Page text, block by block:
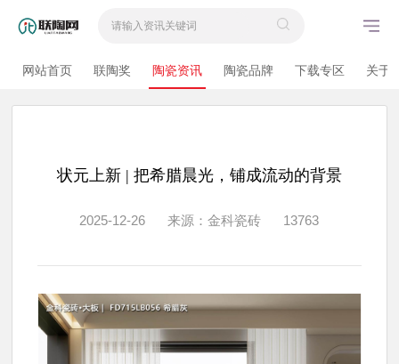
网站首页 联陶奖 陶瓷资讯 陶瓷品牌 下载专区 关于
状元上新 | 把希腊晨光，铺成流动的背景
2025-12-26 来源：金科瓷砖 13763